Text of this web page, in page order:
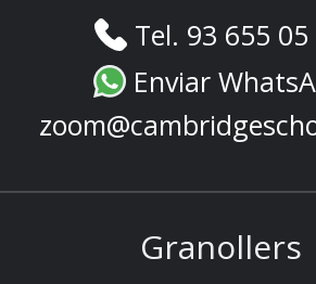
Tel. 93 655
Enviar
Granollers